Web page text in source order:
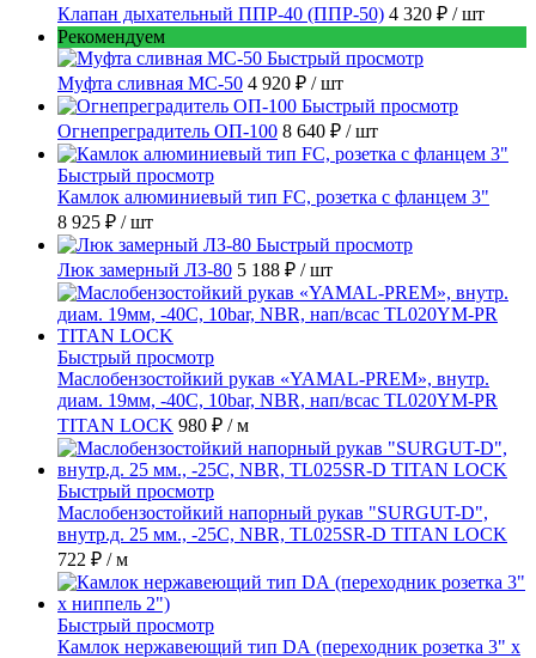
Клапан дыхательный ППР-40 (ППР-50) 4 320 ₽ / шт
Рекомендуем
Быстрый просмотр
Муфта сливная МС-50 4 920 ₽ / шт
Быстрый просмотр
Огнепреградитель ОП-100 8 640 ₽ / шт
Быстрый просмотр
Камлок алюминиевый тип FC, розетка с фланцем 3"
8 925 ₽ / шт
Быстрый просмотр
Люк замерный ЛЗ-80 5 188 ₽ / шт
Быстрый просмотр
Маслобензостойкий рукав «YAMAL-PREM», внутр.
диам. 19мм, -40C, 10bar, NBR, нап/всас TL020YM-PR
TITAN LOCK 980 ₽ / м
Быстрый просмотр
Маслобензостойкий напорный рукав "SURGUT-D",
внутр.д. 25 мм., -25C, NBR, TL025SR-D TITAN LOCK
722 ₽ / м
Быстрый просмотр
Камлок нержавеющий тип DА (переходник розетка 3" х